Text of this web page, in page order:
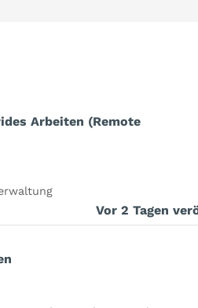
Arbeiten (Remote
Vor 2 Tagen